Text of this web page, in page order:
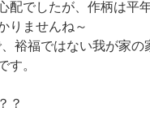
でしたが、作柄は平
りませんね～
裕福ではない我が家の
す。
？